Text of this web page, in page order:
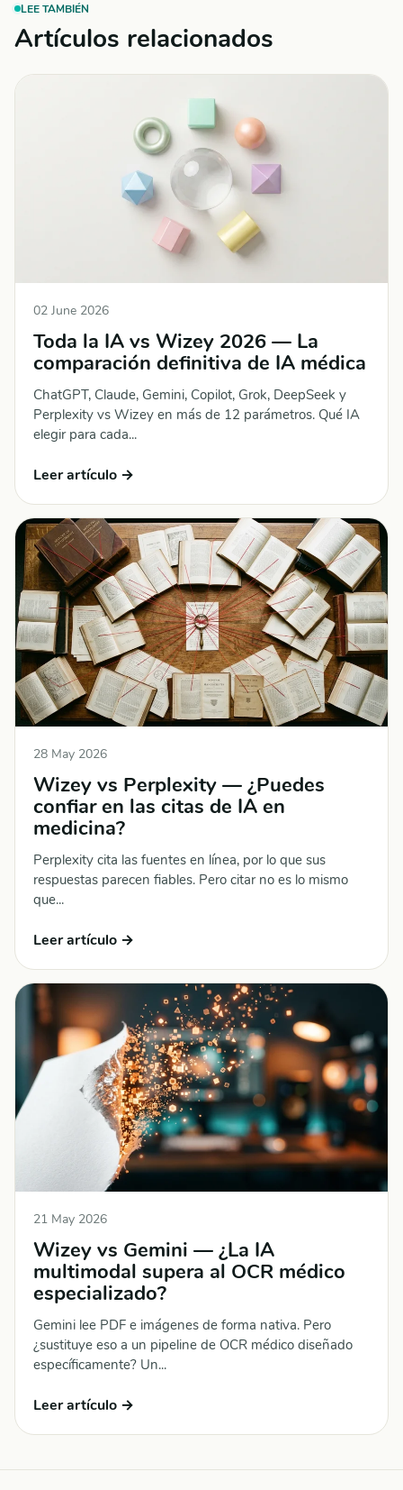
LEE TAMBIÉN
Artículos relacionados
02 June 2026
Toda la IA vs Wizey 2026 — La
comparación definitiva de IA médica
ChatGPT, Claude, Gemini, Copilot, Grok, DeepSeek y
Perplexity vs Wizey en más de 12 parámetros. Qué IA
elegir para cada...
Leer artículo →
28 May 2026
Wizey vs Perplexity — ¿Puedes
confiar en las citas de IA en
medicina?
Perplexity cita las fuentes en línea, por lo que sus
respuestas parecen fiables. Pero citar no es lo mismo
que...
Leer artículo →
21 May 2026
Wizey vs Gemini — ¿La IA
multimodal supera al OCR médico
especializado?
Gemini lee PDF e imágenes de forma nativa. Pero
¿sustituye eso a un pipeline de OCR médico diseñado
específicamente? Un...
Leer artículo →